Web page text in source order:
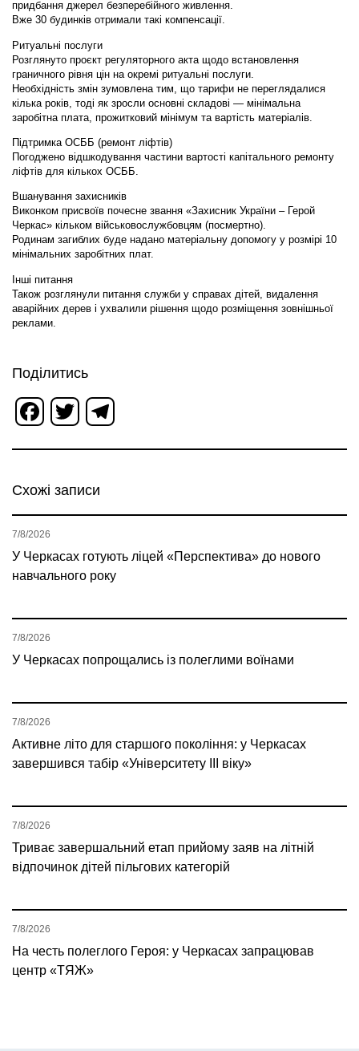
придбання джерел безперебійного живлення.
Вже 30 будинків отримали такі компенсації.
Ритуальні послуги
Розглянуто проєкт регуляторного акта щодо встановлення
граничного рівня цін на окремі ритуальні послуги.
Необхідність змін зумовлена тим, що тарифи не переглядалися
кілька років, тоді як зросли основні складові — мінімальна
заробітна плата, прожитковий мінімум та вартість матеріалів.
Підтримка ОСББ (ремонт ліфтів)
Погоджено відшкодування частини вартості капітального ремонту
ліфтів для кількох ОСББ.
Вшанування захисників
Виконком присвоїв почесне звання «Захисник України – Герой
Черкас» кільком військовослужбовцям (посмертно).
Родинам загиблих буде надано матеріальну допомогу у розмірі 10
мінімальних заробітних плат.
Інші питання
Також розглянули питання служби у справах дітей, видалення
аварійних дерев і ухвалили рішення щодо розміщення зовнішньої
реклами.
Поділитись
Facebook
Twitter
Схожі записи
У Черкасах готують ліцей «Перспектива» до нового
навчального року
7/8/2026
У Черкасах попрощались із полеглими воїнами
7/8/2026
Активне літо для старшого покоління: у Черкасах
завершився табір «Університету ІІІ віку»
7/8/2026
Триває завершальний етап прийому заяв на літній
відпочинок дітей пільгових категорій
7/8/2026
На честь полеглого Героя: у Черкасах запрацював
центр «ТЯЖ»
7/8/2026